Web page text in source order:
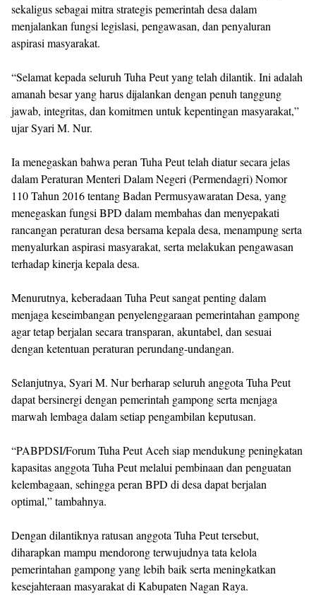
sekaligus sebagai mitra strategis pemerintah desa dalam
menjalankan fungsi legislasi, pengawasan, dan penyaluran
aspirasi masyarakat.
“Selamat kepada seluruh Tuha Peut yang telah dilantik. Ini adalah
amanah besar yang harus dijalankan dengan penuh tanggung
jawab, integritas, dan komitmen untuk kepentingan masyarakat,”
ujar Syari M. Nur.
Ia menegaskan bahwa peran Tuha Peut telah diatur secara jelas
dalam Peraturan Menteri Dalam Negeri (Permendagri) Nomor
110 Tahun 2016 tentang Badan Permusyawaratan Desa, yang
menegaskan fungsi BPD dalam membahas dan menyepakati
rancangan peraturan desa bersama kepala desa, menampung serta
menyalurkan aspirasi masyarakat, serta melakukan pengawasan
terhadap kinerja kepala desa.
Menurutnya, keberadaan Tuha Peut sangat penting dalam
menjaga keseimbangan penyelenggaraan pemerintahan gampong
agar tetap berjalan secara transparan, akuntabel, dan sesuai
dengan ketentuan peraturan perundang-undangan.
Selanjutnya, Syari M. Nur berharap seluruh anggota Tuha Peut
dapat bersinergi dengan pemerintah gampong serta menjaga
marwah lembaga dalam setiap pengambilan keputusan.
“PABPDSI/Forum Tuha Peut Aceh siap mendukung peningkatan
kapasitas anggota Tuha Peut melalui pembinaan dan penguatan
kelembagaan, sehingga peran BPD di desa dapat berjalan
optimal,” tambahnya.
Dengan dilantiknya ratusan anggota Tuha Peut tersebut,
diharapkan mampu mendorong terwujudnya tata kelola
pemerintahan gampong yang lebih baik serta meningkatkan
kesejahteraan masyarakat di Kabupaten Nagan Raya.